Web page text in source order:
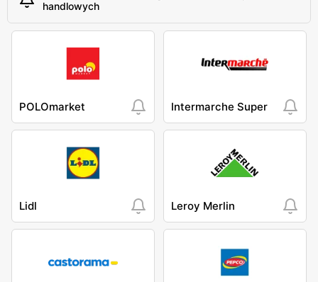
handlowych
POLOmarket Intermarche Super
Lidl Leroy Merlin